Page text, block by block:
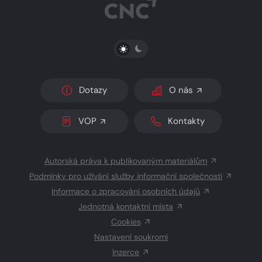
PŘEPNOUT SVĚTLÝ/TMAVÝ REŽIM
Dotazy O nás
VOP Kontakty
Autorská práva k publikovaným materiálům
Podmínky pro užívání služby informační společnosti
Informace o zpracování osobních údajů
Jednotná kontaktní místa
Cookies
Nastavení soukromí
Inzerce